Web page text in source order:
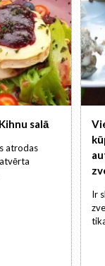
salā
atrodas
Ir